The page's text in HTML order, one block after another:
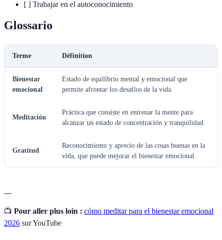
[ ] Trabajar en el autoconocimiento
Glossario
Terme Définition
Bienestar
emocional
Estado de equilibrio mental y emocional que
permite afrontar los desafíos de la vida.
Meditación
Práctica que consiste en entrenar la mente para
alcanzar un estado de concentración y tranquilidad.
Gratitud
Reconocimiento y aprecio de las cosas buenas en la
vida, que puede mejorar el bienestar emocional.
---
📺 Pour aller plus loin : cómo meditar para el bienestar emocional
2026 sur YouTube